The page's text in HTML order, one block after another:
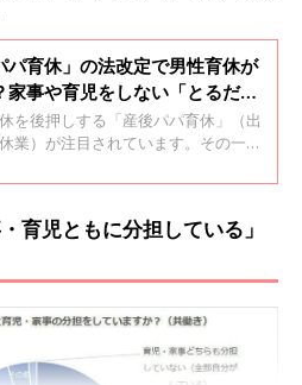
パ育休」の法改定で男性育休が
家事や育児をしない「とるだけ
ならないためには【経済学者】
を後押しする「産後パパ育休」（出
業）が注目されています。その一方
児をしない男性の存在も…。女性に
を経験し、結婚、出産、子育てなど
ら研究する、東京大学大学院経済学
の山口慎太郎先生に聞きました。
育児ともに分担している」